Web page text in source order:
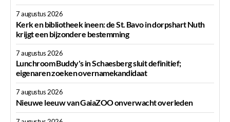
7 augustus 2026
Kerk en bibliotheek ineen: de St. Bavo in dorpshart Nuth
krijgt een bijzondere bestemming
7 augustus 2026
Lunchroom Buddy's in Schaesberg sluit definitief;
eigenaren zoeken overnamekandidaat
7 augustus 2026
Nieuwe leeuw van GaiaZOO onverwacht overleden